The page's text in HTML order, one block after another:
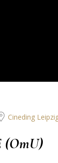
Cineding
(OmU)